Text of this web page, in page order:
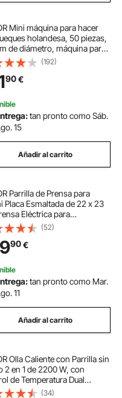
Mini máquina para hacer
holandesa, 50 piezas,
de diámetro, máquina para
dorayaki, parrilla eléctrica
para poffertjes de 1700
inoxidable antiadherente,
dual de temperatura y
para cocina casera y
(192)
90€
tan pronto como Sáb.
15
Añadir al carrito
Parrilla de Prensa para
Placa Esmaltada de 22 x 23
Eléctrica para
de Acero Inoxidable
Control de Temperatura
Completas para
Tocino
(52)
90€
tan pronto como Mar.
11
Añadir al carrito
Olla Caliente con Parrilla sin
2 en 1 de 2200 W, con
de Temperatura Dual
Sartén
(34)